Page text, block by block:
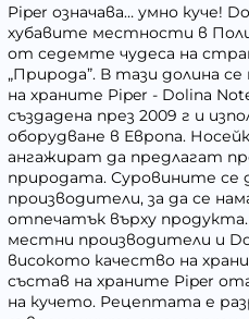
Piper означава… умно куче!
хубавите местности в
от седемте чудеса на
„Природа”. В тази долина
на храните Piper - Dolina
създадена през 2009 г и
оборудване в Европа.
ангажират да предлагат
природата. Суровините
производители, за да се
отпечатък върху
местни производители и
високото качество на
състав на храните Piper
на кучето. Рецептата е